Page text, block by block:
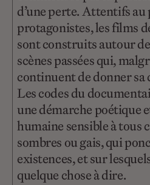
d’une perte. Attentifs
protagonistes, les films
sont construits autour
scènes passées qui,
continuent de donner
Les codes du
une démarche poétique
humaine sensible à tous
sombres ou gais, qui
existences, et sur
quelque chose à dire.